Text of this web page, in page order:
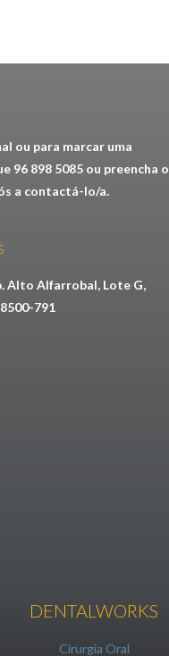
ou para marcar uma
96 898 5085 ou preencha o
a contactá-lo/a.
Alto Alfarrobal, Lote G,
791
DENTALWORKS
Cirurgia Oral